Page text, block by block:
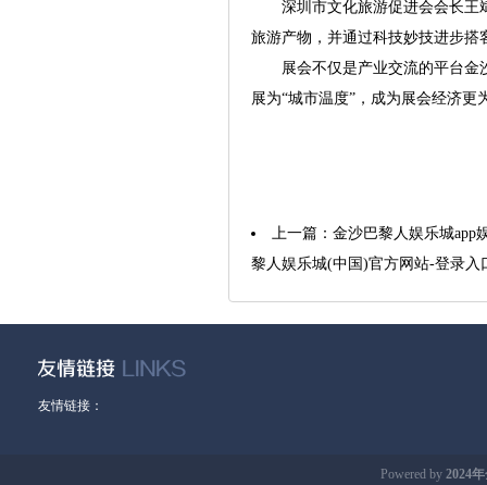
深圳市文化旅游促进会会长王斌
旅游产物，并通过科技妙技进步搭
展会不仅是产业交流的平台金沙
展为“城市温度”，成为展会经济更
上一篇： 金沙巴黎人娱乐城app
黎人娱乐城(中国)官方网站-登录入
友情链接：
Powered by 2024